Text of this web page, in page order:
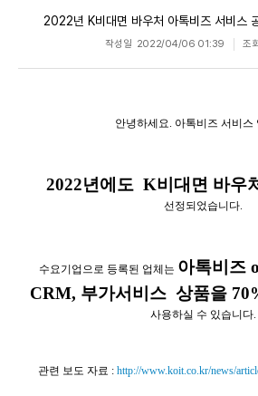
2022년 K비대면 바우처 아톡비즈 서비스
작성일 2022/04/06 01:39 조
안녕하세요. 아톡비즈 서비스
2022년에도 K비대면 바우
선정되었습니다.
수요기업으로 등록된 업체는 아톡비즈
CRM, 부가서비스 상품을
사용하실 수 있습니다.
관련 보도 자료 : http://www.koit.co.kr/news/